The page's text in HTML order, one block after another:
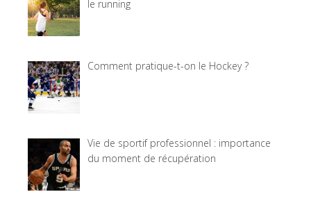
le running
Comment pratique-t-on le Hockey ?
Vie de sportif professionnel : importance
du moment de récupération